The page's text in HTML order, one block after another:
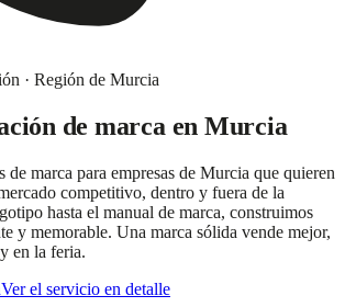
· Región de Murcia
de marca en Murcia
de marca para empresas de Murcia que quieren
competitivo, dentro y fuera de la
hasta el manual de marca, construimos
y memorable. Una marca sólida vende mejor,
en la feria.
Ver el servicio en detalle